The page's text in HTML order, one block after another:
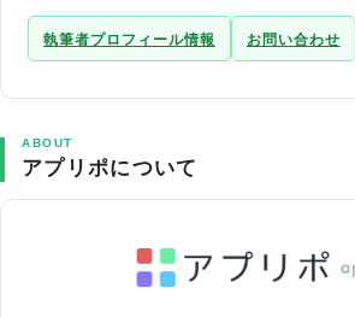
執筆者プロフィール情報 お問い合わせ
ABOUT
アプリポについて